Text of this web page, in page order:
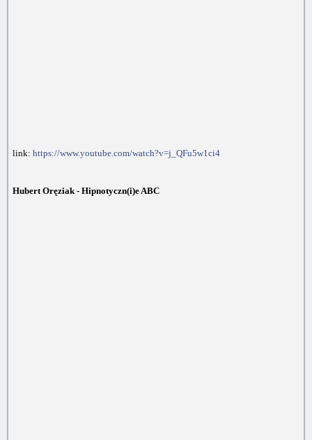
link: https://www.youtube.com/watch?v=j_QFu5w1ci4
Hubert Oręziak - Hipnotyczn(i)e ABC